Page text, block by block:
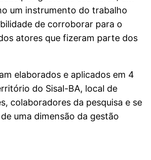
um instrumento do trabalho
de corroborar para o
atores que fizeram parte dos
elaborados e aplicados em 4
do Sisal-BA, local de
colaboradores da pesquisa e se
uma dimensão da gestão